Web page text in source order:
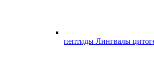
пептиды Лингвалы